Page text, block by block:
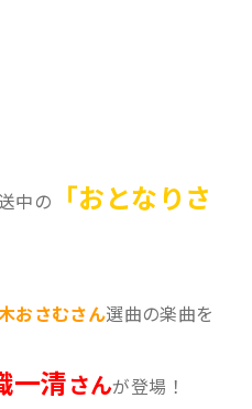
中の
「おとなりさ
おさむさん選曲の楽曲を
一清さんが登場！